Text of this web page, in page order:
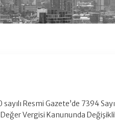
Resmi Gazete’de 7394
Vergisi Kanununda